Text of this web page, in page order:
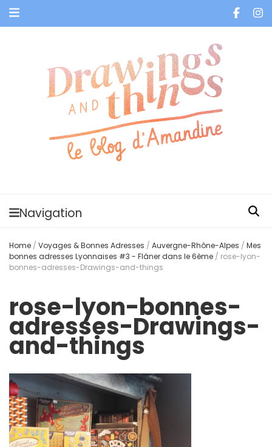
Navigation
Home / Voyages & Bonnes Adresses / Auvergne-Rhône-Alpes / Mes
bonnes adresses Lyonnaises #3 - Flâner dans le 6ème / rose-lyon-
bonnes-adresses-Drawings-and-things
rose-lyon-bonnes-
adresses-Drawings-
and-things